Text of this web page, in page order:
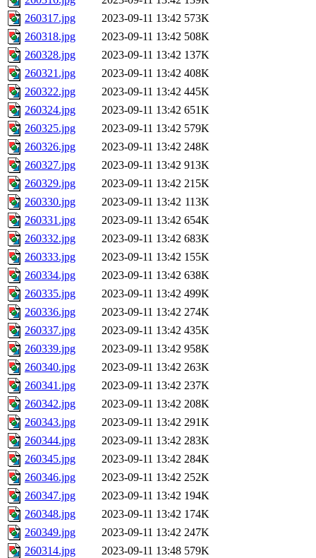
260317.jpg
2023-09-11 13:42 573K
260318.jpg
2023-09-11 13:42 508K
260328.jpg
2023-09-11 13:42 137K
260321.jpg
2023-09-11 13:42 408K
260322.jpg
2023-09-11 13:42 445K
260324.jpg
2023-09-11 13:42 651K
260325.jpg
2023-09-11 13:42 579K
260326.jpg
2023-09-11 13:42 248K
260327.jpg
2023-09-11 13:42 913K
260329.jpg
2023-09-11 13:42 215K
260330.jpg
2023-09-11 13:42 113K
260331.jpg
2023-09-11 13:42 654K
260332.jpg
2023-09-11 13:42 683K
260333.jpg
2023-09-11 13:42 155K
260334.jpg
2023-09-11 13:42 638K
260335.jpg
2023-09-11 13:42 499K
260336.jpg
2023-09-11 13:42 274K
260337.jpg
2023-09-11 13:42 435K
260339.jpg
2023-09-11 13:42 958K
260340.jpg
2023-09-11 13:42 263K
260341.jpg
2023-09-11 13:42 237K
260342.jpg
2023-09-11 13:42 208K
260343.jpg
2023-09-11 13:42 291K
260344.jpg
2023-09-11 13:42 283K
260345.jpg
2023-09-11 13:42 284K
260346.jpg
2023-09-11 13:42 252K
260347.jpg
2023-09-11 13:42 194K
260348.jpg
2023-09-11 13:42 174K
260349.jpg
2023-09-11 13:42 247K
260314.jpg
2023-09-11 13:48 579K